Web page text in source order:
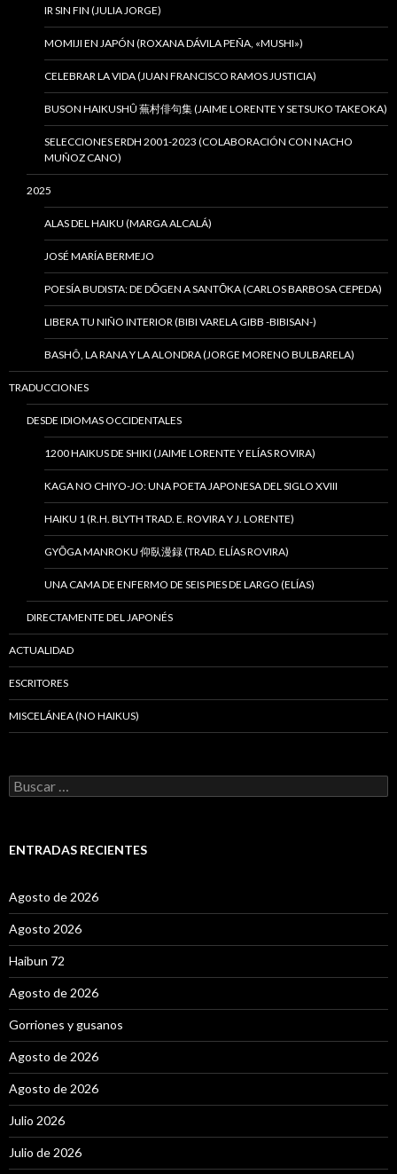
IR SIN FIN (JULIA JORGE)
MOMIJI EN JAPÓN (ROXANA DÁVILA PEÑA, «MUSHI»)
CELEBRAR LA VIDA (JUAN FRANCISCO RAMOS JUSTICIA)
BUSON HAIKUSHÛ 蕪村俳句集 (JAIME LORENTE Y SETSUKO TAKEOKA)
SELECCIONES ERDH 2001-2023 (COLABORACIÓN CON NACHO
MUÑOZ CANO)
2025
ALAS DEL HAIKU (MARGA ALCALÁ)
JOSÉ MARÍA BERMEJO
POESÍA BUDISTA: DE DŌGEN A SANTŌKA (CARLOS BARBOSA CEPEDA)
LIBERA TU NIÑO INTERIOR (BIBI VARELA GIBB -BIBISAN-)
BASHÔ, LA RANA Y LA ALONDRA (JORGE MORENO BULBARELA)
TRADUCCIONES
DESDE IDIOMAS OCCIDENTALES
1200 HAIKUS DE SHIKI (JAIME LORENTE Y ELÍAS ROVIRA)
KAGA NO CHIYO-JO: UNA POETA JAPONESA DEL SIGLO XVIII
HAIKU 1 (R.H. BLYTH TRAD. E. ROVIRA Y J. LORENTE)
GYŌGA MANROKU 仰臥漫録 (TRAD. ELÍAS ROVIRA)
UNA CAMA DE ENFERMO DE SEIS PIES DE LARGO (ELÍAS)
DIRECTAMENTE DEL JAPONÉS
ACTUALIDAD
ESCRITORES
MISCELÁNEA (NO HAIKUS)
B
u
a
ENTRADAS RECIENTES
Agosto de 2026
Agosto 2026
Haibun 72
Agosto de 2026
Gorriones y gusanos
Agosto de 2026
Agosto de 2026
Julio 2026
Julio de 2026